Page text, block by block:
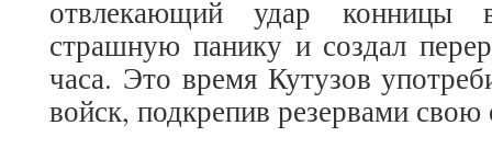
отвлекающий удар конницы
страшную панику и создал
часа. Это время Кутузов
войск, подкрепив резервами